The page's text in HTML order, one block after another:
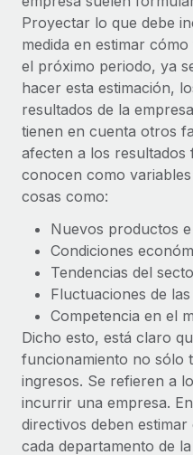
Proyectar lo que debe
medida en estimar
el próximo periodo, ya
hacer esta estimación,
resultados de la
tienen en cuenta otros
afecten a los resultados
conocen como
cosas como:
Nuevos productos
Condiciones
Tendencias del
Fluctuaciones de
Competencia en el
Dicho esto, está claro
funcionamiento no sólo
ingresos. Se refieren a
incurrir una empresa.
directivos deben
cada departamento de